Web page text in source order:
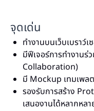
จุดเด่น
ทำงานบนเว็บเบราว์
มีฟีเจอร์การทำงานร่
Collaboration)
มี Mockup เทมเพล
รองรับการสร้าง
เสนองานได้หลากหล